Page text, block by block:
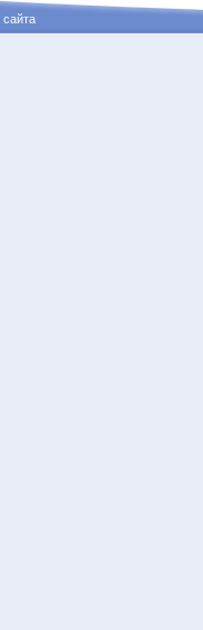
сайта